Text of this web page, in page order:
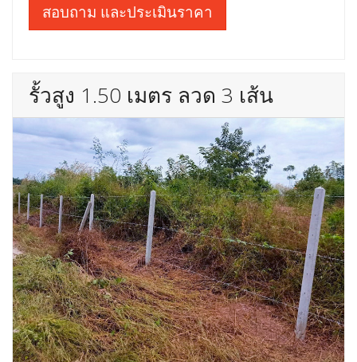
สอบถาม และประเมินราคา
รั้วสูง 1.50 เมตร ลวด 3 เส้น